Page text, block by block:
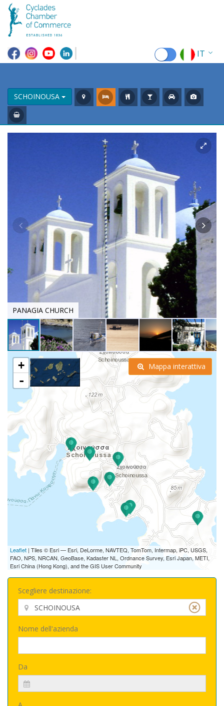
IT
DE
ES
SCHOINOUSA
PANAGIA CHURCH
+
-
Leaflet | Tiles © Esri — Esri, DeLorme, NAVTEQ, TomTom, Intermap, iPC, USGS,
FAO, NPS, NRCAN, GeoBase, Kadaster NL, Ordnance Survey, Esri Japan, METI,
Esri China (Hong Kong), and the GIS User Community
Mappa interattiva
Scegliere destinazione:
Nome dell'azienda
Da